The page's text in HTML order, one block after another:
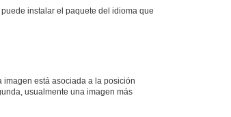
instalar el paquete del idioma que
está asociada a la posición
usualmente una imagen más